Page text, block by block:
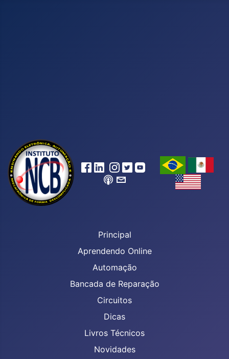
Principal
Aprendendo Online
Automação
Bancada de Reparação
Circuitos
Dicas
Livros Técnicos
Novidades